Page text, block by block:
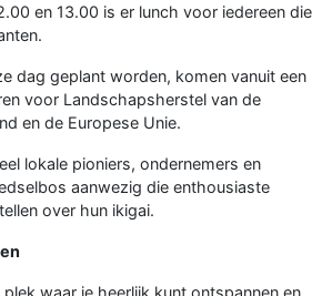
en 13.00 is er lunch voor iedereen die
dag geplant worden, komen vanuit een
voor Landschapsherstel van de
en de Europese Unie.
lokale pioniers, ondernemers en
aanwezig die enthousiaste
over hun ikigai.
waar je heerlijk kunt ontspannen en